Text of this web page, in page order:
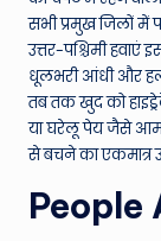
सभी प्रमुख जिलों में
उत्तर-पश्चिमी हवाएं
धूलभरी आंधी और
तब तक खुद को
या घरेलू पेय जैसे आम
से बचने का एकमात्र
People